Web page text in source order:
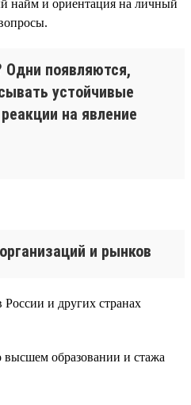
найм и ориентация на личный
Одни появляются,
устойчивые
на явление
и рынков
и других странах
высшем образовании и стажа